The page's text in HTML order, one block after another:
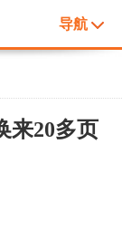
导航
来20多页